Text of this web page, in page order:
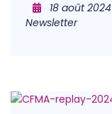
18 août 2024
Newsletter